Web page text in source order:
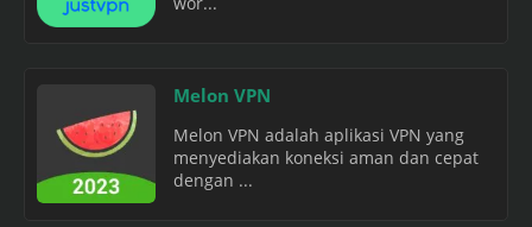
Melon VPN
Melon VPN adalah aplikasi VPN yang
menyediakan koneksi aman dan cepat
dengan ...